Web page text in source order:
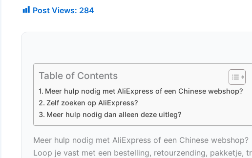
Post Views: 284
Table of Contents
Meer hulp nodig met AliExpress of een Chinese webshop?
Zelf zoeken op AliExpress?
Meer hulp nodig dan alleen deze uitleg?
Meer hulp nodig met AliExpress of een Chinese webshop?
Loop je vast met een bestelling, retourzending, pakketje,